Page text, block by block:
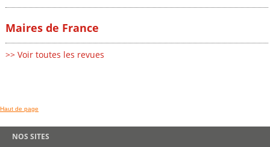
Maires de France
>> Voir toutes les revues
Haut de page
NOS SITES